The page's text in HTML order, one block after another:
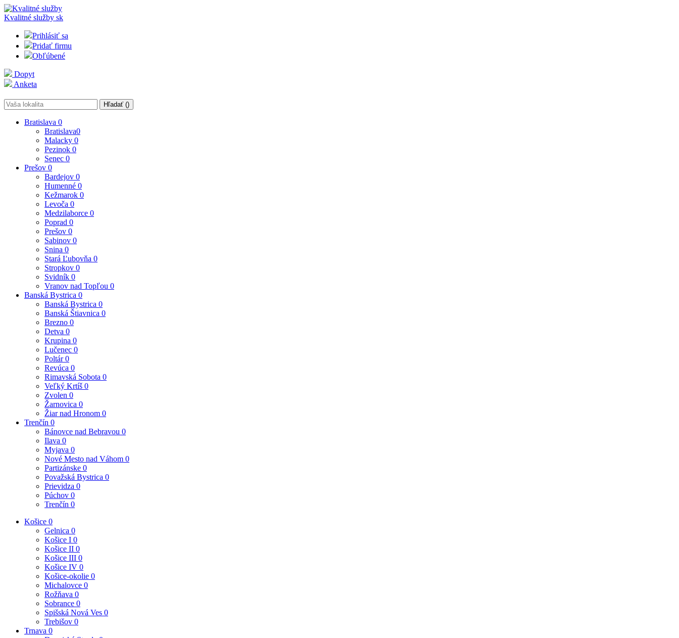
Kvalitné služby sk
Prihlásiť sa
Pridať firmu
Obľúbené
Dopyt
Anketa
Hľadať ()
Bratislava 0
Bratislava0
Malacky 0
Pezinok 0
Senec 0
Prešov 0
Bardejov 0
Humenné 0
Kežmarok 0
Levoča 0
Medzilaborce 0
Poprad 0
Prešov 0
Sabinov 0
Snina 0
Stará Ľubovňa 0
Stropkov 0
Svidník 0
Vranov nad Topľou 0
Banská Bystrica 0
Banská Bystrica 0
Banská Štiavnica 0
Brezno 0
Detva 0
Krupina 0
Lučenec 0
Poltár0
Revúca 0
Rimavská Sobota 0
Veľký Krtíš 0
Zvolen 0
Žarnovica 0
Žiar nad Hronom 0
Trenčín 0
Bánovce nad Bebravou 0
Ilava 0
Myjava 0
Nové Mesto nad Váhom 0
Partizánske 0
Považská Bystrica 0
Prievidza 0
Púchov 0
Trenčín 0
Košice 0
Gelnica 0
Košice I 0
Košice II 0
Košice III 0
Košice IV 0
Košice-okolie 0
Michalovce 0
Rožňava 0
Sobrance 0
Spišská Nová Ves 0
Trebišov 0
Trnava 0